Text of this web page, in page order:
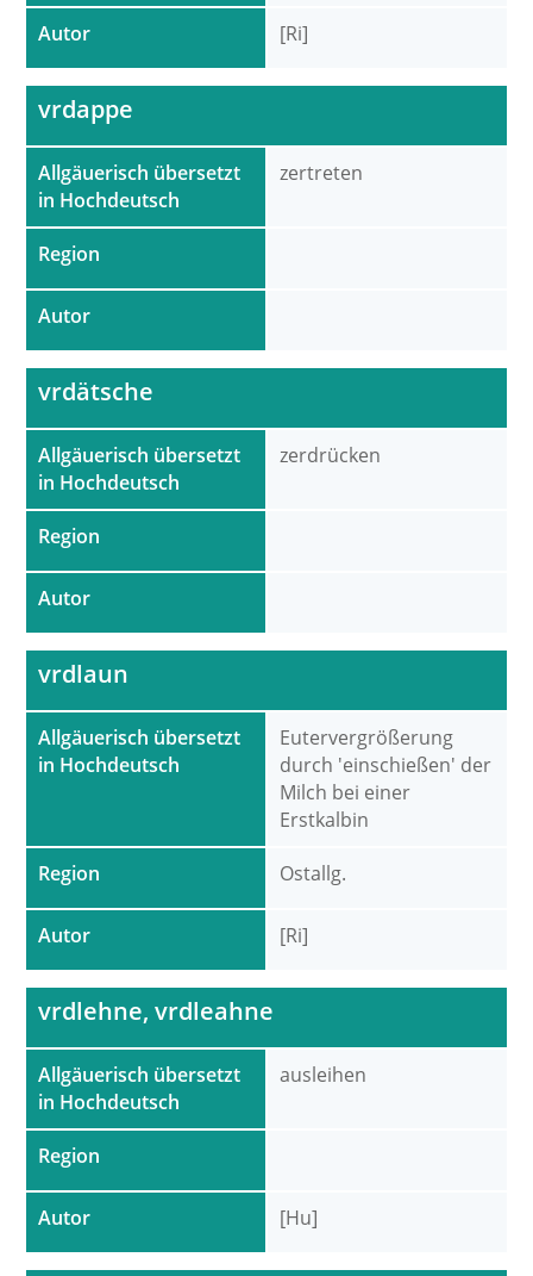
Autor [Ri]
Allgäuerisch übersetzt
in Hochdeutsch
Region
Autor
vrdappe
zertreten
Allgäuerisch übersetzt
in Hochdeutsch
Region
Autor
vrdätsche
zerdrücken
Allgäuerisch übersetzt
in Hochdeutsch
Region
Autor
vrdlaun
Eutervergrößerung
durch 'einschießen' der
Milch bei einer
Erstkalbin
Ostallg.
[Ri]
Allgäuerisch übersetzt
in Hochdeutsch
Region
Autor
vrdlehne, vrdleahne
ausleihen
[Hu]